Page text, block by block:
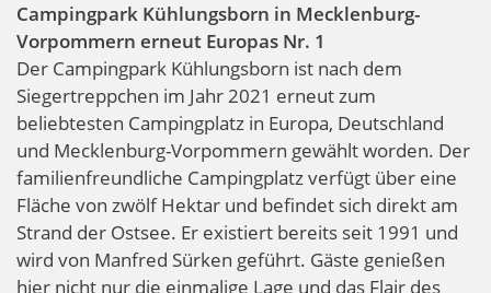
Campingpark Kühlungsborn in Mecklenburg-
Vorpommern erneut Europas Nr. 1
Der Campingpark Kühlungsborn ist nach dem
Siegertreppchen im Jahr 2021 erneut zum
beliebtesten Campingplatz in Europa, Deutschland
und Mecklenburg-Vorpommern gewählt worden. Der
familienfreundliche Campingplatz verfügt über eine
Fläche von zwölf Hektar und befindet sich direkt am
Strand der Ostsee. Er existiert bereits seit 1991 und
wird von Manfred Sürken geführt. Gäste genießen
hier nicht nur die einmalige Lage und das Flair des